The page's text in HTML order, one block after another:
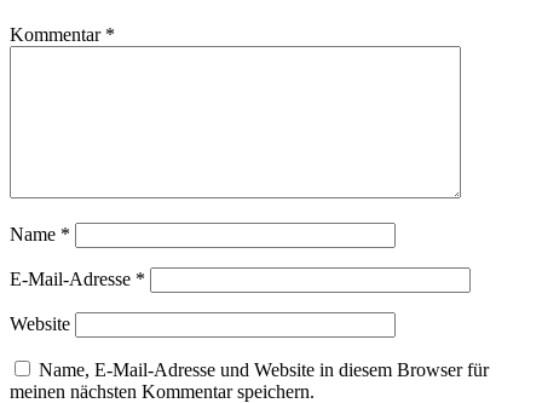
Kommentar *
Name *
E-Mail-Adresse *
Website
Name, E-Mail-Adresse und Website in diesem Browser für
meinen nächsten Kommentar speichern.